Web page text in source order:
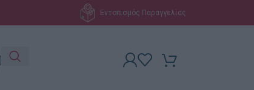
Εντοπισμός Παραγγελίας